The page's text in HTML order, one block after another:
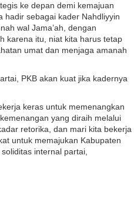
ke depan demi kemajuan
hadir sebagai kader Nahdliyyin
wal Jama’ah, dengan
karena itu, niat kita harus tetap
umat dan menjaga amanah
PKB akan kuat jika kadernya
keras untuk memenangkan
yang diraih melalui
retorika, dan mari kita bekerja
untuk memajukan Kabupaten
internal partai,